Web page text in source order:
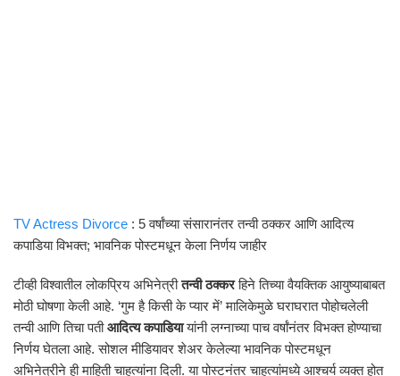
TV Actress Divorce : 5 वर्षांच्या संसारानंतर तन्वी ठक्कर आणि आदित्य
कपाडिया विभक्त; भावनिक पोस्टमधून केला निर्णय जाहीर
टीव्ही विश्वातील लोकप्रिय अभिनेत्रीतन्वी ठक्करहिने तिच्या वैयक्तिक आयुष्याबाबत
मोठी घोषणा केली आहे. ‘गुम है किसी के प्यार में’ मालिकेमुळे घराघरात पोहोचलेली
तन्वी आणि तिचा पतीआदित्य कपाडियायांनी लग्नाच्या पाच वर्षांनंतर विभक्त होण्याचा
निर्णय घेतला आहे. सोशल मीडियावर शेअर केलेल्या भावनिक पोस्टमधून
अभिनेत्रीने ही माहिती चाहत्यांना दिली. या पोस्टनंतर चाहत्यांमध्ये आश्चर्य व्यक्त होत